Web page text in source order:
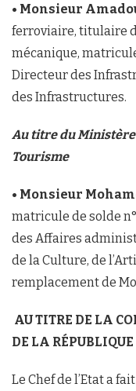
• Monsieur
ferroviaire, titulaire
mécanique,
Directeur des
des Infrastructures.
Au titre du Ministère
Tourisme
• Monsieur
matricule de solde
des Affaires
de la Culture, de
remplacement de
AU TITRE DE LA
DE LA RÉPUBLIQUE
Le Chef de l’Etat a